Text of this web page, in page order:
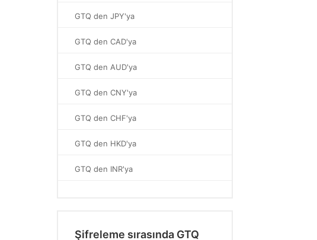
GTQ den JPY'ya
GTQ den CAD'ya
GTQ den AUD'ya
GTQ den CNY'ya
GTQ den CHF'ya
GTQ den HKD'ya
GTQ den INR'ya
Şifreleme sırasında GTQ